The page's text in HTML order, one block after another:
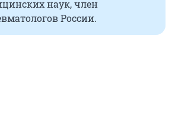
наук, член
России.